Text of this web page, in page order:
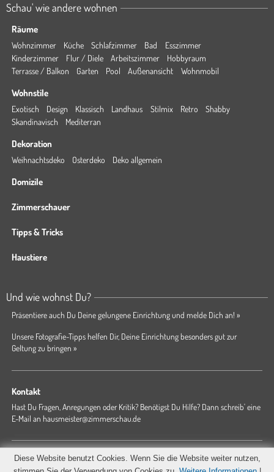
Schau' wie andere wohnen
Räume
Wohnzimmer Küche Schlafzimmer Bad
Esszimmer
Kinderzimmer
Flur / Diele Arbeitszimmer
Hobbyraum
Terrasse / Balkon
Garten Pool Außenansicht Wohnmobil
Wohnstile
Exotisch Design Klassisch Landhaus Stilmix Retro
Shabby
Skandinavisch
Mediterran
Dekoration
Weihnachtsdeko Osterdeko Deko allgemein
Domizile
Zimmerschauer
Tipps & Tricks
Haustiere
Und wie wohnst Du?
Präsentiere auch Du Deine gelungene Einrichtung und melde Dich an! »
Unsere Fotografie-Tipps helfen Dir, Deine Einrichtung besonders gut zur
Geltung zu bringen »
Kontakt
Hast Du Fragen, Anregungen oder Kritik? Benötigst Du Hilfe? Dann schreib' eine
E-Mail an hausmeister@zimmerschau.de
Forum Magazin AGB Presse Datenschutz
Impressum
Diese Website benutzt Cookies. Wenn Sie die Website weiter nutzen,